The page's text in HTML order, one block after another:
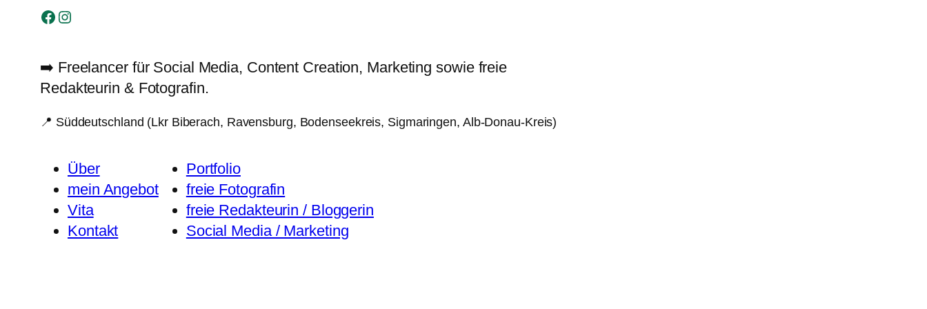
Facebook
Instagram
➡️ Freelancer für Social Media, Content Creation, Marketing sowie freie
Redakteurin & Fotografin.
📍 Süddeutschland (Lkr Biberach, Ravensburg, Bodenseekreis, Sigmaringen, Alb-Donau-Kreis)
Über
mein Angebot
Vita
Kontakt
Portfolio
freie Fotografin
freie Redakteurin / Bloggerin
Social Media / Marketing